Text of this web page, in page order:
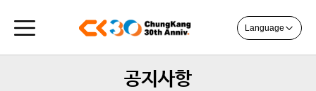
Language
공지사항